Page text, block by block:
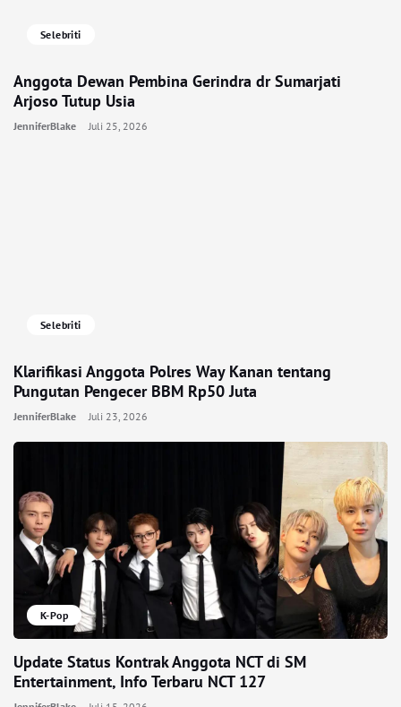
Selebriti
Anggota Dewan Pembina Gerindra dr Sumarjati
Arjoso Tutup Usia
JenniferBlake Juli 25, 2026
Selebriti
Klarifikasi Anggota Polres Way Kanan tentang
Pungutan Pengecer BBM Rp50 Juta
JenniferBlake Juli 23, 2026
K-Pop
Update Status Kontrak Anggota NCT di SM
Entertainment, Info Terbaru NCT 127